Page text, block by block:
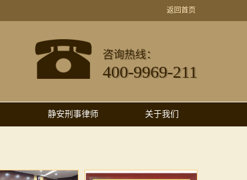
返回首页
咨询热线：
400-9969-211
静安刑事律师 关于我们